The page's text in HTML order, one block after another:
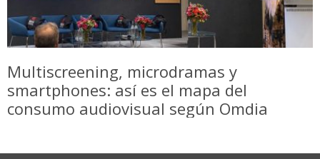
Multiscreening, microdramas y
smartphones: así es el mapa del
consumo audiovisual según Omdia